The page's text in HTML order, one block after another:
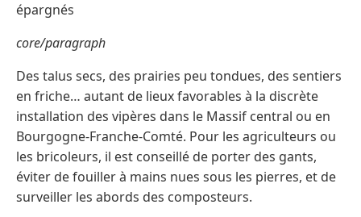
épargnés
core/paragraph
Des talus secs, des prairies peu tondues, des sentiers
en friche… autant de lieux favorables à la discrète
installation des vipères dans le Massif central ou en
Bourgogne-Franche-Comté. Pour les agriculteurs ou
les bricoleurs, il est conseillé de porter des gants,
éviter de fouiller à mains nues sous les pierres, et de
surveiller les abords des composteurs.